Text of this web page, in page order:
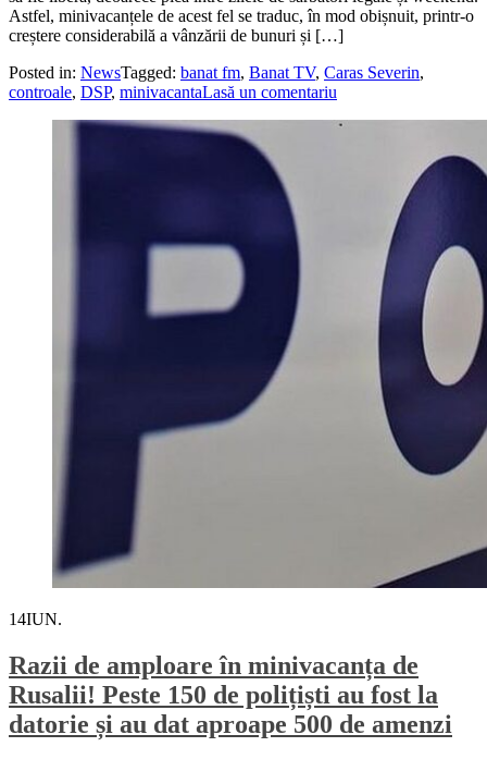
Astfel, minivacanțele de acest fel se traduc, în mod obișnuit, printr-o
creștere considerabilă a vânzării de bunuri și […]
Posted in: NewsTagged: banat fm, Banat TV, Caras Severin,
controale, DSP, minivacantaLasă un comentariu
14IUN.
Razii de amploare în minivacanța de
Rusalii! Peste 150 de polițiști au fost la
datorie și au dat aproape 500 de amenzi